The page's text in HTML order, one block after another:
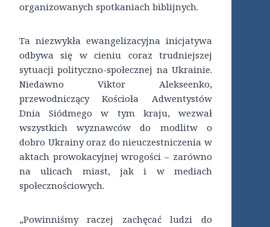
organizowanych spotkaniach biblijnych.
Ta niezwykła ewangelizacyjna inicjatywa
odbywa się w cieniu coraz trudniejszej
sytuacji polityczno-społecznej na Ukrainie.
Niedawno Viktor Alekseenko,
przewodniczący Kościoła Adwentystów
Dnia Siódmego w tym kraju, wezwał
wszystkich wyznawców do modlitw o
dobro Ukrainy oraz do nieuczestniczenia w
aktach prowokacyjnej wrogości – zarówno
na ulicach miast, jak i w mediach
społecznościowych.
„Powinniśmy raczej zachęcać ludzi do